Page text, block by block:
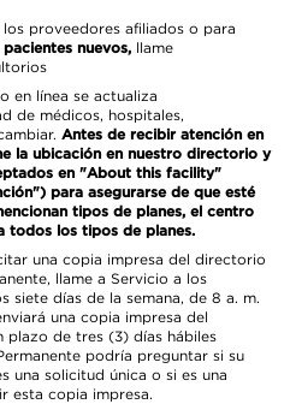
los proveedores afiliados o para
nuevos, llame
en línea se actualiza
de médicos, hospitales,
Antes de recibir atención en
la ubicación en nuestro directorio y
en "About this facility"
para asegurarse de que esté
tipos de planes, el centro
todos los tipos de planes.
una copia impresa del directorio
llame a Servicio a los
siete días de la semana, de 8 a. m.
una copia impresa del
de tres (3) días hábiles
podría preguntar si su
una solicitud única o si es una
esta copia impresa.